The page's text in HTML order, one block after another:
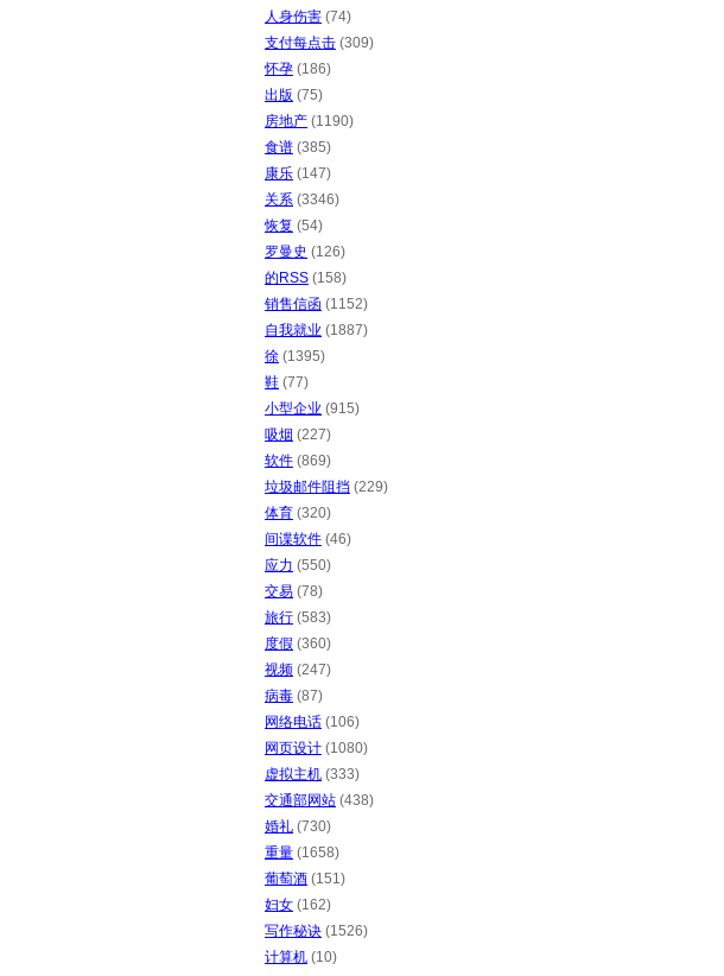
人身伤害 (74)
支付每点击 (309)
怀孕 (186)
出版 (75)
房地产 (1190)
食谱 (385)
康乐 (147)
关系 (3346)
恢复 (54)
罗曼史 (126)
的RSS (158)
销售信函 (1152)
自我就业 (1887)
徐 (1395)
鞋 (77)
小型企业 (915)
吸烟 (227)
软件 (869)
垃圾邮件阻挡 (229)
体育 (320)
间谍软件 (46)
应力 (550)
交易 (78)
旅行 (583)
度假 (360)
视频 (247)
病毒 (87)
网络电话 (106)
网页设计 (1080)
虚拟主机 (333)
交通部网站 (438)
婚礼 (730)
重量 (1658)
葡萄酒 (151)
妇女 (162)
写作秘诀 (1526)
计算机 (10)